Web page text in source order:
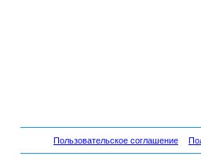
Пользовательское соглашение